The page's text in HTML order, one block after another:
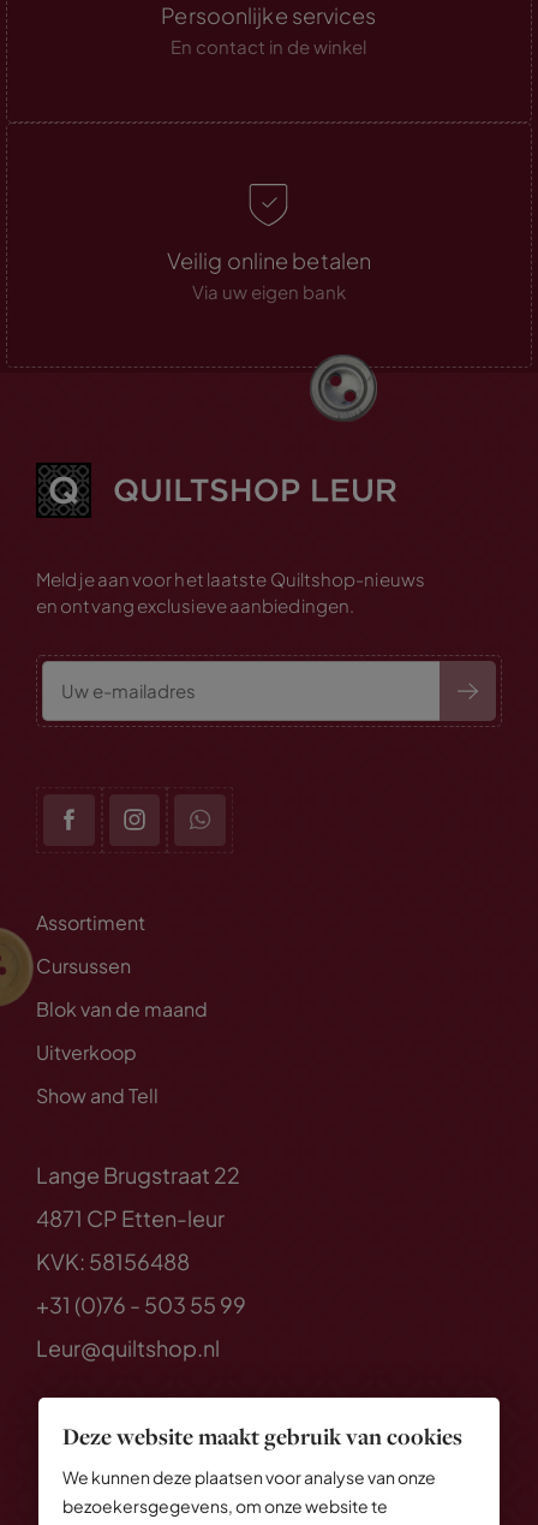
Deze website maakt gebruik van cookies
We kunnen deze plaatsen voor analyse van onze
bezoekersgegevens, om onze website te
Persoonlijke services
En contact in de winkel
Veilig online betalen
Via uw eigen bank
Meld je aan voor het laatste Quiltshop-nieuws
en ontvang exclusieve aanbiedingen.
Assortiment
Cursussen
Blok van de maand
Uitverkoop
Show and Tell
Lange Brugstraat 22
4871 CP Etten-leur
KVK: 58156488
+31 (0)76 - 503 55 99
Leur@quiltshop.nl